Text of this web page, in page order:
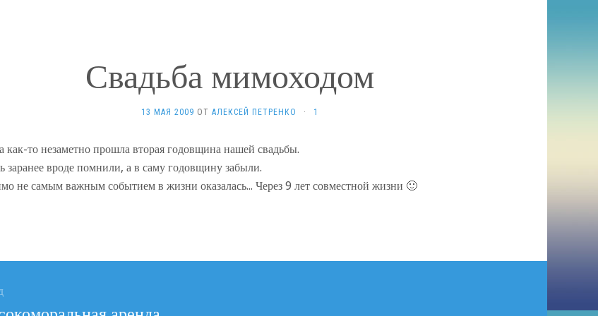
Свадьба мимоходом
13 МАЯ 2009 ОТ АЛЕКСЕЙ ПЕТРЕНКО · 1
как-то незаметно прошла вторая годовщина нашей свадьбы.
заранее вроде помнили, а в саму годовщину забыли.
не самым важным событием в жизни оказалась... Через 9 лет совместной жизни 🙂